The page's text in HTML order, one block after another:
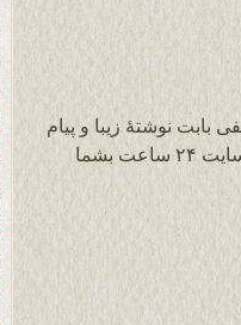
نوشتهٔ زیبا و پیام
عالی تان به مناسبت هجدهمین سال تاسیس سایت ۲۴ ساعت بشما